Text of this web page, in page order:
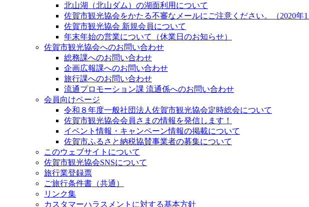
北山湖（北山ダム）の湖面利用について
佐賀市観光協会をかたる不審なメールにご注意ください。（2020年1
佐賀市観光協会 新規会員について
年末年始の営業について（休業日のお知らせ）
佐賀市観光協会へのお問い合わせ
総務課へのお問い合わせ
企画広報課へのお問い合わせ
旅行課へのお問い合わせ
流通プロモーション課 流通係へのお問い合わせ
会員向けページ
令和８年度一般社団法人佐賀市観光協会定時総会について
佐賀市観光協会会員さまの情報を発信します！
イベント情報・キャンペーン情報の掲載について
佐賀市ふるさと納税協賛事業者の募集について
このウェブサイトについて
佐賀市観光協会SNSについて
旅行業登録票
ご旅行条件書（共通）
リンク集
カスタマーハラスメントに対する基本方針